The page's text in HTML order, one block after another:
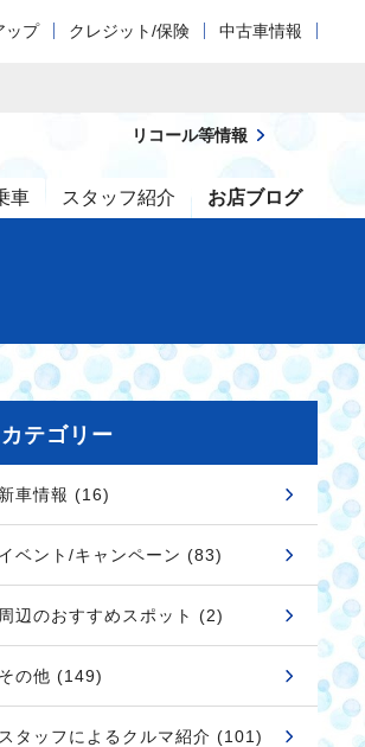
ップ クレジット/保険 中古車情報
車 スタッフ紹介 お店ブログ
リコール等情報
カテゴリー
新車情報 (16)
イベント/キャンペーン (83)
周辺のおすすめスポット (2)
その他 (149)
スタッフによるクルマ紹介 (101)